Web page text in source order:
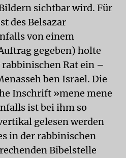
sichtbar wird. Für
des Belsazar
von einem
gegeben) holte
Rat ein –
ben Israel. Die
Inschrift »mene mene
ist bei ihm so
gelesen werden
in der rabbinischen
Bibelstelle